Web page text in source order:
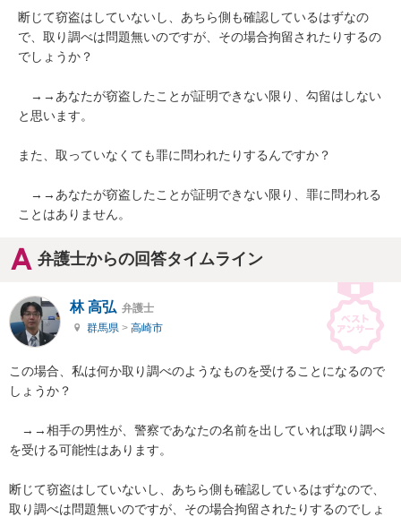
断じて窃盗はしていないし、あちら側も確認しているはずなの
で、取り調べは問題無いのですが、その場合拘留されたりするの
でしょうか？
→→あなたが窃盗したことが証明できない限り、勾留はしない
と思います。
また、取っていなくても罪に問われたりするんですか？
→→あなたが窃盗したことが証明できない限り、罪に問われる
ことはありません。
弁護士からの回答タイムライン
林 高弘 弁護士
群馬県 > 高崎市
この場合、私は何か取り調べのようなものを受けることになるので
しょうか？
→→相手の男性が、警察であなたの名前を出していれば取り調べ
を受ける可能性はあります。
断じて窃盗はしていないし、あちら側も確認しているはずなので、
取り調べは問題無いのですが、その場合拘留されたりするのでしょ